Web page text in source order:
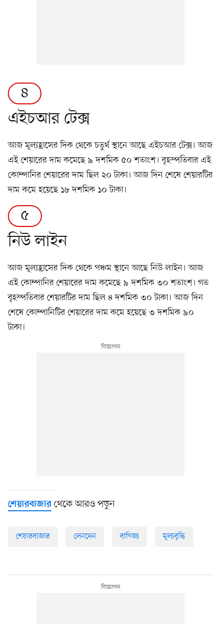
৪
এইচআর টেক্স
আজ মূল্যহ্রাসের দিক থেকে চতুর্থ স্থানে আছে এইচআর টেক্স। আজ
এই শেয়ারের দাম কমেছে ৯ দশমিক ৫০ শতাংশ। বৃহস্পতিবার এই
কোম্পানির শেয়ারের দাম ছিল ২০ টাকা। আজ দিন শেষে শেয়ারটির
দাম কমে হয়েছে ১৮ দশমিক ১০ টাকা।
৫
নিউ লাইন
আজ মূল্যহ্রাসের দিক থেকে পঞ্চম স্থানে আছে নিউ লাইন। আজ
এই কোম্পানির শেয়ারের দাম কমেছে ৯ দশমিক ৩০ শতাংশ। গত
বৃহস্পতিবার শেয়ারটির দাম ছিল ৪ দশমিক ৩০ টাকা। আজ দিন
শেষে কোম্পানিটির শেয়ারের দাম কমে হয়েছে ৩ দশমিক ৯০
টাকা।
শেয়ারবাজারথেকে আরও পড়ুন
শেয়ারবাজার লেনদেন বাণিজ্য মূল্যবৃদ্ধি